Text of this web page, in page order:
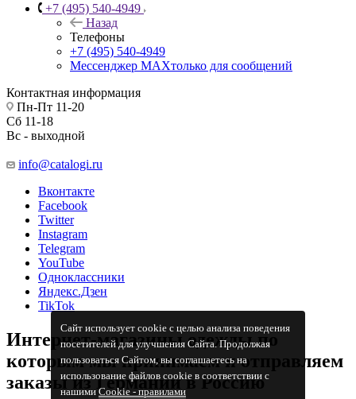
Сайт использует cookie с целью анализа поведения
посетителей для улучшения Сайта. Продолжая
пользоваться Сайтом, вы соглашаетесь на
использование файлов cookie в соответствии с
нашимиCookiе - правилами
+7 (495) 540-4949
Назад
Телефоны
+7 (495) 540-4949
Мессенджер МАХтолько для сообщений
Контактная информация
Пн-Пт 11-20
Сб 11-18
Вс - выходной
info@catalogi.ru
Вконтакте
Facebook
Twitter
Instagram
Telegram
YouTube
Одноклассники
Яндекс.Дзен
TikTok
Интернет-магазины одежды по
которым мы принимаем и отправляем
заказы из Германии в Россию